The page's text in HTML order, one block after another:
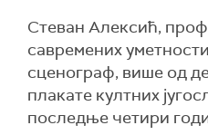
Стеван Алексић,
савремених
сценограф, више од
плакате култних
последње четири